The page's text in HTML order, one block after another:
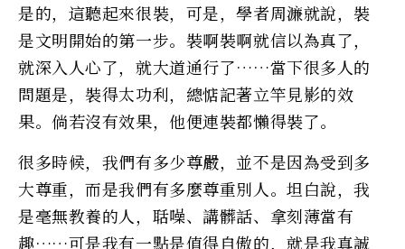
是的，這聽起來很裝，可是，學者周濂就說，裝
是文明開始的第一步。裝啊裝啊就信以為真了，
就深入人心了，就大道通行了……當下很多人的
問題是，裝得太功利，總惦記著立竿見影的效
果。倘若沒有效果，他便連裝都懶得裝了。
很多時候，我們有多少尊嚴，並不是因為受到多
大尊重，而是我們有多麼尊重別人。坦白說，我
是毫無教養的人，聒噪、講髒話、拿刻薄當有
趣……可是我有一點是值得自傲的，就是我真誠